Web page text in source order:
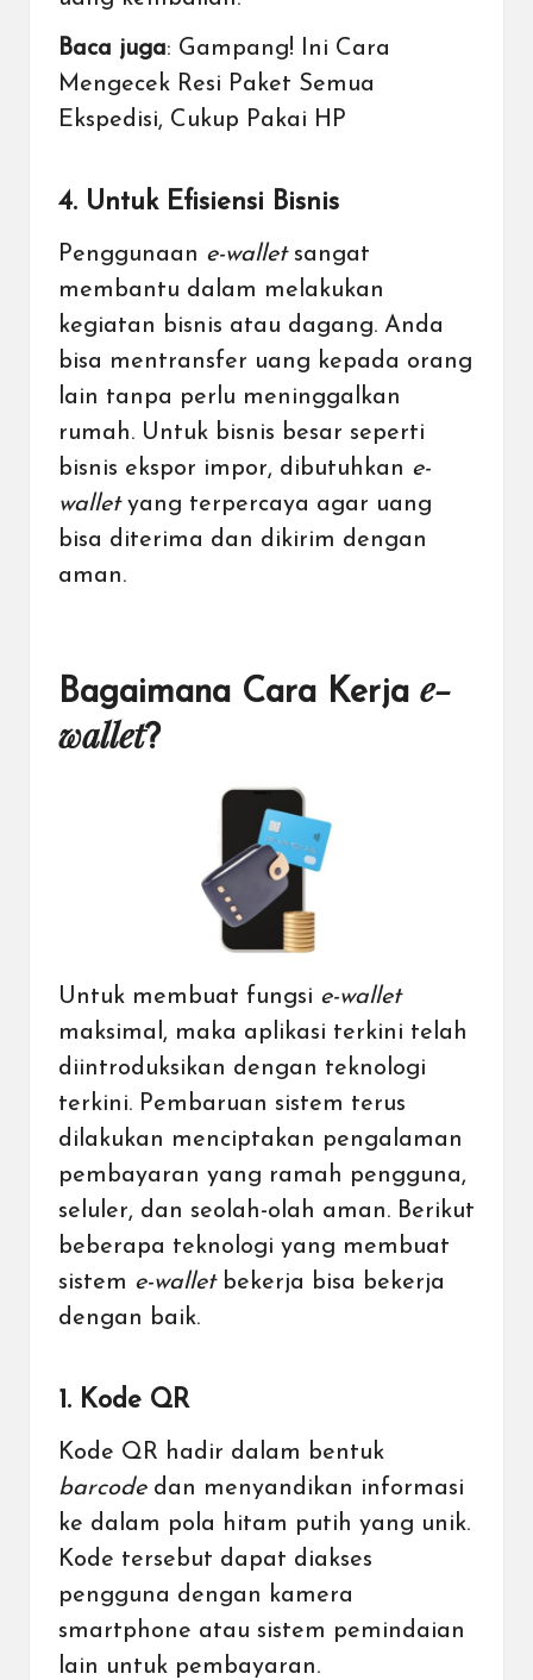
Baca juga: Gampang! Ini Cara
Mengecek Resi Paket Semua
Ekspedisi, Cukup Pakai HP
4. Untuk Efisiensi Bisnis
Penggunaan e-walletsangat
membantu dalam melakukan
kegiatan bisnis atau dagang. Anda
bisa mentransfer uang kepada orang
lain tanpa perlu meninggalkan
rumah. Untuk bisnis besar seperti
bisnis ekspor impor, dibutuhkan e-
wallet yang terpercaya agar uang
bisa diterima dan dikirim dengan
aman.
Bagaimana Cara Kerja e-
wallet?
Untuk membuat fungsi e-wallet
maksimal, maka aplikasi terkini telah
diintroduksikan dengan teknologi
terkini. Pembaruan sistem terus
dilakukan menciptakan pengalaman
pembayaran yang ramah pengguna,
seluler, dan seolah-olah aman. Berikut
beberapa teknologi yang membuat
sistem e-wallet bekerja bisa bekerja
dengan baik.
1. Kode QR
Kode QR hadir dalam bentuk
barcode dan menyandikan informasi
ke dalam pola hitam putih yang unik.
Kode tersebut dapat diakses
pengguna dengan kamera
smartphone atau sistem pemindaian
lain untuk pembayaran.